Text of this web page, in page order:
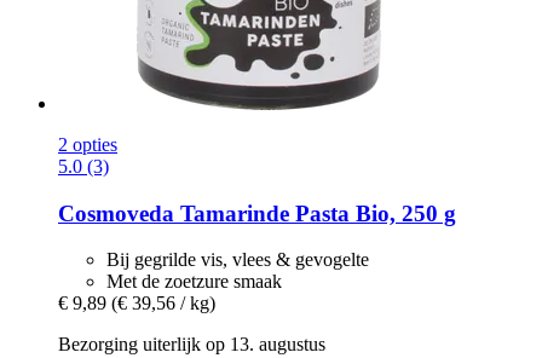
2 opties
5.0 (3)
Cosmoveda Tamarinde Pasta Bio, 250 g
Bij gegrilde vis, vlees & gevogelte
Met de zoetzure smaak
€ 9,89 (€ 39,56 / kg)
Bezorging uiterlijk op 13. augustus